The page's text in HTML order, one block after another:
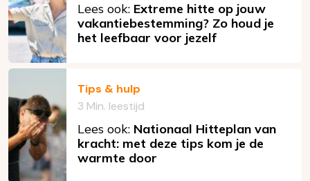
Lees ook: Extreme hitte op jouw
vakantiebestemming? Zo houd je
het leefbaar voor jezelf
Tips & hulp
3 Min. leestijd
Lees ook: Nationaal Hitteplan van
kracht: met deze tips kom je de
warmte door